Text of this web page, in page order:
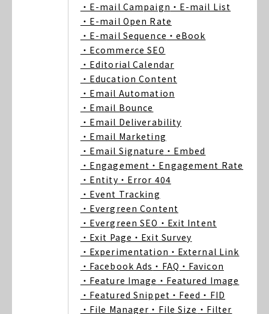
・E-mail Campaign ・E-mail List
・E-mail Open Rate
・E-mail Sequence ・eBook
・Ecommerce SEO
・Editorial Calendar
・Education Content
・Email Automation
・Email Bounce
・Email Deliverability
・Email Marketing
・Email Signature ・Embed
・Engagement ・Engagement Rate
・Entity ・Error 404
・Event Tracking
・Evergreen Content
・Evergreen SEO ・Exit Intent
・Exit Page ・Exit Survey
・Experimentation ・External Link
・Facebook Ads ・FAQ ・Favicon
・Feature Image ・Featured Image
・Featured Snippet ・Feed ・FID
・File Manager ・File Size ・Filter